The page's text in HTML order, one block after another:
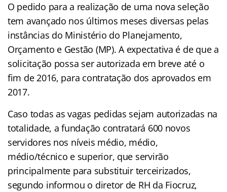
O pedido para a realização de uma nova seleção
tem avançado nos últimos meses diversas pelas
instâncias do Ministério do Planejamento,
Orçamento e Gestão (MP). A expectativa é de que a
solicitação possa ser autorizada em breve até o
fim de 2016, para contratação dos aprovados em
2017.
Caso todas as vagas pedidas sejam autorizadas na
totalidade, a fundação contratará 600 novos
servidores nos níveis médio, médio,
médio/técnico e superior, que servirão
principalmente para substituir terceirizados,
segundo informou o diretor de RH da Fiocruz,